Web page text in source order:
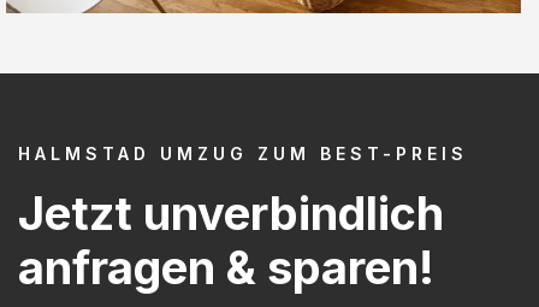
HALMSTAD UMZUG ZUM BEST-PREIS
Jetzt unverbindlich
anfragen & sparen!